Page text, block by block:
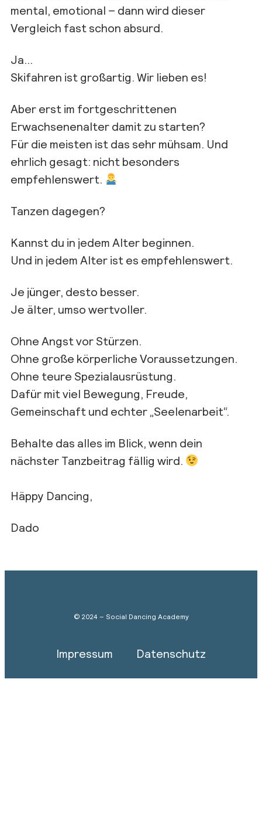
mental, emotional – dann wird dieser
Vergleich fast schon absurd.
Ja…
Skifahren ist großartig. Wir lieben es!
Aber erst im fortgeschrittenen
Erwachsenenalter damit zu starten?
Für die meisten ist das sehr mühsam. Und
ehrlich gesagt: nicht besonders
empfehlenswert.
Tanzen dagegen?
Kannst du in jedem Alter beginnen.
Und in jedem Alter ist es empfehlenswert.
Je jünger, desto besser.
Je älter, umso wertvoller.
Ohne Angst vor Stürzen.
Ohne große körperliche Voraussetzungen.
Ohne teure Spezialausrüstung.
Dafür mit viel Bewegung, Freude,
Gemeinschaft und echter „Seelenarbeit“.
Behalte das alles im Blick, wenn dein
nächster Tanzbeitrag fällig wird.
Häppy Dancing,
Dado
© 2024 – Social Dancing Academy
Impressum Datenschutz